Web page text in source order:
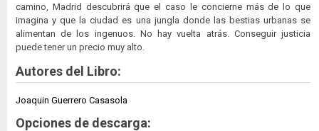
camino, Madrid descubrirá que el caso le concierne más de lo que
imagina y que la ciudad es una jungla donde las bestias urbanas se
alimentan de los ingenuos. No hay vuelta atrás. Conseguir justicia
puede tener un precio muy alto.
Autores del Libro:
Joaquin Guerrero Casasola
Opciones de descarga: